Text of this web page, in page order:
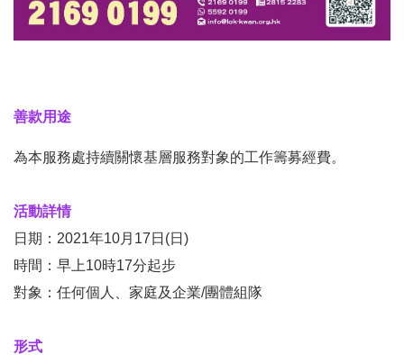
善款用途
為本服務處持續關懷基層服務對象的工作籌募經費。
活動詳情
日期：2021年10月17日(日)
時間：早上10時17分起步
對象：任何個人、家庭及企業/團體組隊
形式